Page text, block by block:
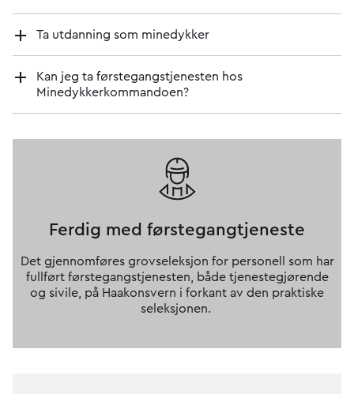
Ta utdanning som minedykker
Kan jeg ta førstegangstjenesten hos
Minedykkerkommandoen?
Ferdig med førstegangtjeneste
Det gjennomføres grovseleksjon for personell som har
fullført førstegangstjenesten, både tjenestegjørende
og sivile, på Haakonsvern i forkant av den praktiske
seleksjonen.